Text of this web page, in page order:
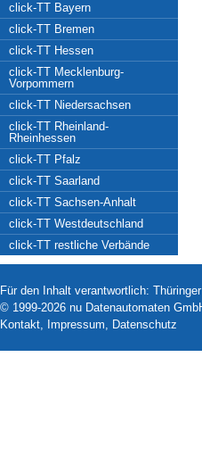
click-TT Bayern
click-TT Bremen
click-TT Hessen
click-TT Mecklenburg-
Vorpommern
click-TT Niedersachsen
click-TT Rheinland-
Rheinhessen
click-TT Pfalz
click-TT Saarland
click-TT Sachsen-Anhalt
click-TT Westdeutschland
click-TT restliche Verbände
Für den Inhalt verantwortlich:
© 1999-2026 nu Datenautomaten
Kontakt, Impressum, Datenschutz